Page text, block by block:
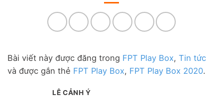
Bài viết này được đăng trong FPT Play Box, Tin tức
và được gắn thẻ FPT Play Box, FPT Play Box 2020.
LÊ CẢNH Ý